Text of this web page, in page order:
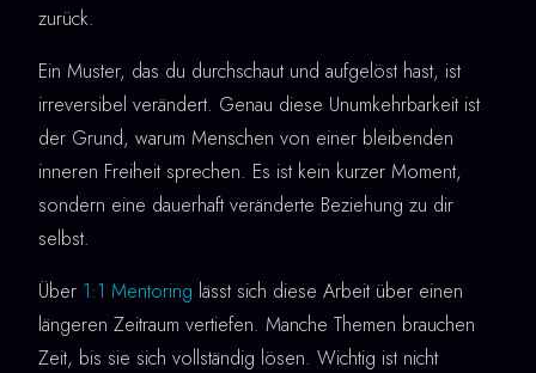
zurück.
Ein Muster, das du durchschaut und aufgelöst hast, ist
irreversibel verändert. Genau diese Unumkehrbarkeit ist
der Grund, warum Menschen von einer bleibenden
inneren Freiheit sprechen. Es ist kein kurzer Moment,
sondern eine dauerhaft veränderte Beziehung zu dir
selbst.
Über 1:1 Mentoring lässt sich diese Arbeit über einen
längeren Zeitraum vertiefen. Manche Themen brauchen
Zeit, bis sie sich vollständig lösen. Wichtig ist nicht